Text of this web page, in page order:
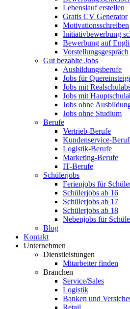
Lebenslauf erstellen
Gratis CV Generator
Motivationsschreiben
Initiativbewerbung
Bewerbung auf
Vorstellungsgespräch
Gut bezahlte Jobs
Ausbildungsberufe
Jobs für
Jobs mit
Jobs mit
Jobs ohne
Jobs ohne Studium
Berufe
Vertrieb-Berufe
Kundenservice-
Logistik-Berufe
Marketing-Berufe
IT-Berufe
Schülerjobs
Ferienjobs für
Schülerjobs ab 16
Schülerjobs ab 17
Schülerjobs ab 18
Nebenjobs für
Blog
Kontakt
Unternehmen
Dienstleistungen
Mitarbeiter finden
Branchen
Service/Sales
Logistik
Banken und
Retail